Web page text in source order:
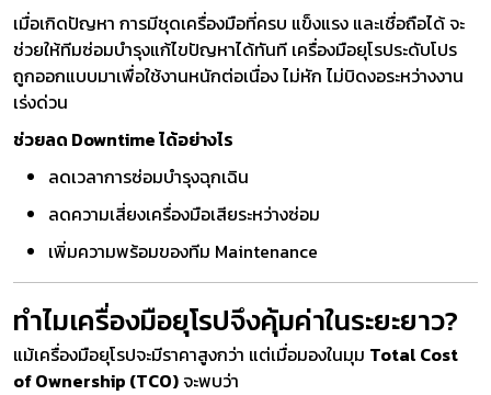
เมื่อเกิดปัญหา การมีชุดเครื่องมือที่ครบ แข็งแรง และเชื่อถือได้ จะ
ช่วยให้ทีมซ่อมบำรุงแก้ไขปัญหาได้ทันที เครื่องมือยุโรประดับโปร
ถูกออกแบบมาเพื่อใช้งานหนักต่อเนื่อง ไม่หัก ไม่บิดงอระหว่างงาน
เร่งด่วน
ช่วยลด Downtime ได้อย่างไร
ลดเวลาการซ่อมบำรุงฉุกเฉิน
ลดความเสี่ยงเครื่องมือเสียระหว่างซ่อม
เพิ่มความพร้อมของทีม Maintenance
ทำไมเครื่องมือยุโรปจึงคุ้มค่าในระยะยาว?
แม้เครื่องมือยุโรปจะมีราคาสูงกว่า แต่เมื่อมองในมุม Total Cost
of Ownership (TCO)จะพบว่า